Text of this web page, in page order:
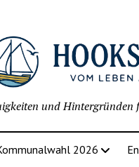
und Hintergründen
2026